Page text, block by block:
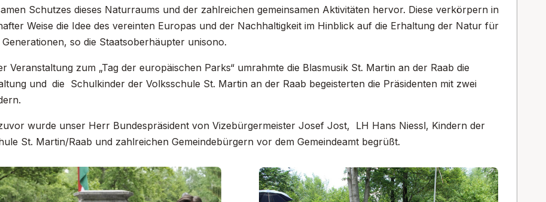
Schutzes dieses Naturraums und der zahlreichen gemeinsamen Aktivitäten hervor. Diese verkörpern in
Weise die Idee des vereinten Europas und der Nachhaltigkeit im Hinblick auf die Erhaltung der Natur für
so die Staatsoberhäupter unisono.
Veranstaltung zum „Tag der europäischen Parks“ umrahmte die Blasmusik St. Martin an der Raab die
und die Schulkinder der Volksschule St. Martin an der Raab begeisterten die Präsidenten mit zwei
wurde unser Herr Bundespräsident von Vizebürgermeister Josef Jost, LH Hans Niessl, Kindern der
St. Martin/Raab und zahlreichen Gemeindebürgern vor dem Gemeindeamt begrüßt.